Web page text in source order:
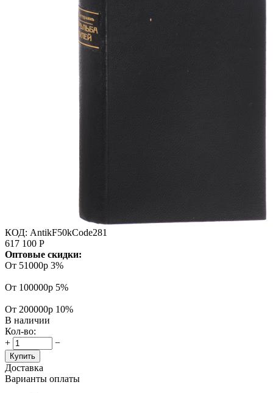
КОД: AntikF50kCode281
617 100 Р
Оптовые скидки:
От 51000р 3%
От 100000р 5%
От 200000р 10%
В наличии
Кол-во:
+
−
Купить
Доставка
Варианты оплаты